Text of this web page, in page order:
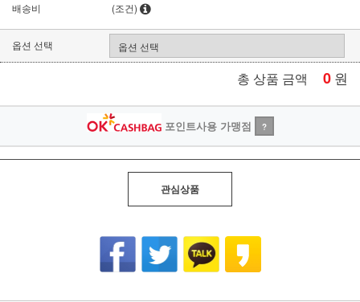
배송비
(조건)
옵션 선택
총 상품 금액 0 원
포인트사용 가맹점 ?
관심상품